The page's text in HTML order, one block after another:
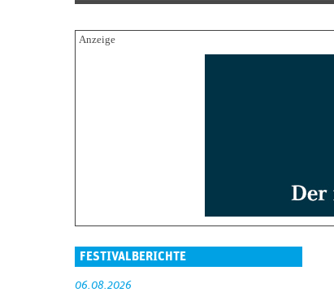
FESTIVALBERICHTE
06.08.2026